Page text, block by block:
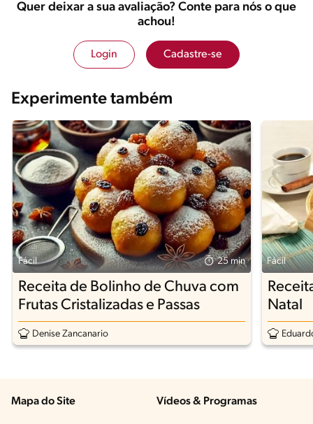
Quer deixar a sua avaliação? Conte para nós o que
achou!
Login Cadastre-se
Experimente também
Fácil 25 min
Receita de Bolinho de Chuva com
Frutas Cristalizadas e Passas
Denise Zancanario
Fácil
Natal
Mapa do Site Vídeos & Programas​